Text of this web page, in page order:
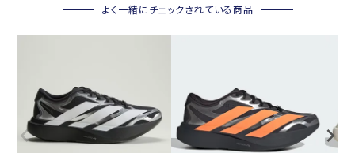
よく一緒にチェックされている商品